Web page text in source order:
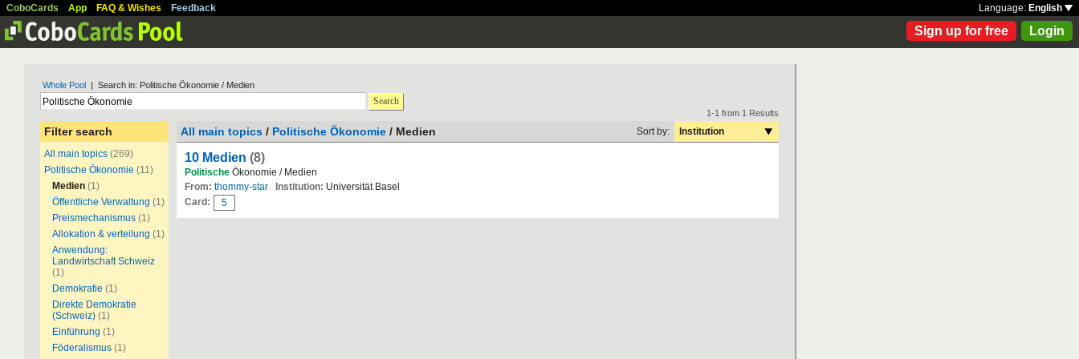
CoboCards App FAQ & Wishes Feedback Language: English
Sign up for free Login
Whole Pool | Search in: Politische Ökonomie / Medien
Search
Filter search
All main topics (269)
Politische Ökonomie (11)
Medien (1)
Öffentliche Verwaltung (1)
Preismechanismus (1)
Allokation & verteilung (1)
Anwendung:
Landwirtschaft Schweiz
(1)
Demokratie (1)
Direkte Demokratie
(Schweiz) (1)
Einführung (1)
Föderalismus (1)
1-1 from 1 Results
All main topics / Politische Ökonomie / Medien Sort by: Institution
10 Medien (8)
Politische Ökonomie / Medien
From: thommy-star Institution: Universität Basel
Card:
5